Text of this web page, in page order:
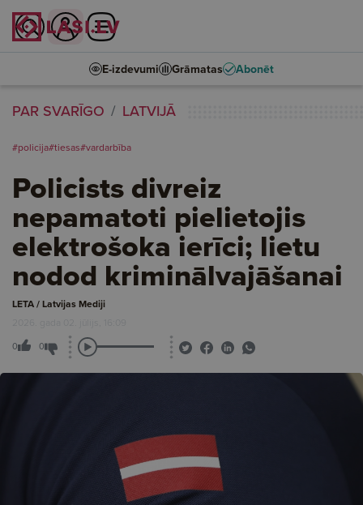
E-izdevumi Grāmatas Abonēt
PAR SVARĪGO LATVIJĀ
#policija#tiesas#vardarbība
Policists divreiz
nepamatoti pielietojis
elektrošoka ierīci; lietu
nodod kriminālvajāšanai
LETA / Latvijas Mediji
2026. gada 02. jūlijs, 16:09
0 0